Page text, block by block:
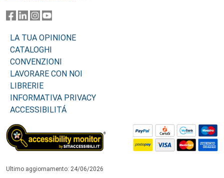
LA TUA OPINIONE
CATALOGHI
CONVENZIONI
LAVORARE CON NOI
LIBRERIE
INFORMATIVA PRIVACY
ACCESSIBILITÁ
Ultimo aggiornamento: 24/06/2026